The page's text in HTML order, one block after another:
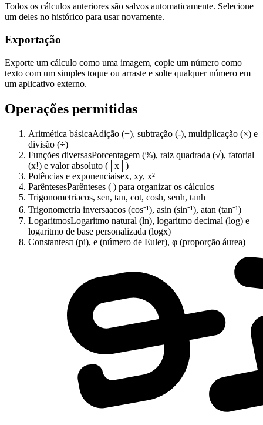
Todos os cálculos anteriores são salvos automaticamente. Selecione
um deles no histórico para usar novamente.
Exportação
Exporte um cálculo como uma imagem, copie um número como
texto com um simples toque ou arraste e solte qualquer número em
um aplicativo externo.
Operações permitidas
Aritmética básicaAdição (+), subtração (-), multiplicação (×) e
divisão (÷)
Funções diversasPorcentagem (%), raiz quadrada (√), fatorial
(x!) e valor absoluto (│x│)
Potências e exponenciaisex, xy, x²
ParêntesesParênteses ( ) para organizar os cálculos
Trigonometriacos, sen, tan, cot, cosh, senh, tanh
Trigonometria inversaacos (cos⁻¹), asin (sin⁻¹), atan (tan⁻¹)
LogaritmosLogaritmo natural (ln), logaritmo decimal (log) e
logaritmo de base personalizada (logx)
Constantesπ (pi), e (número de Euler), φ (proporção áurea)